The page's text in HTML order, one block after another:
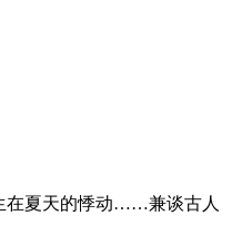
在夏天的悸动……兼谈古人